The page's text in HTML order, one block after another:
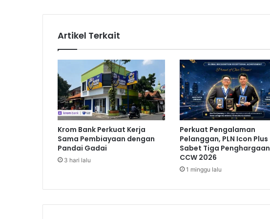
e
m
u
a
p
r
e
s
I
r
a
n
a
t
i
n
a
s
i
D
i
g
i
t
g
Artikel Terkait
Krom Bank Perkuat Kerja
Sama Pembiayaan dengan
Pandai Gadai
3 hari lalu
Perkuat Pengalaman
Pelanggan, PLN Icon Plus
Sabet Tiga Penghargaan
CCW 2026
1 minggu lalu